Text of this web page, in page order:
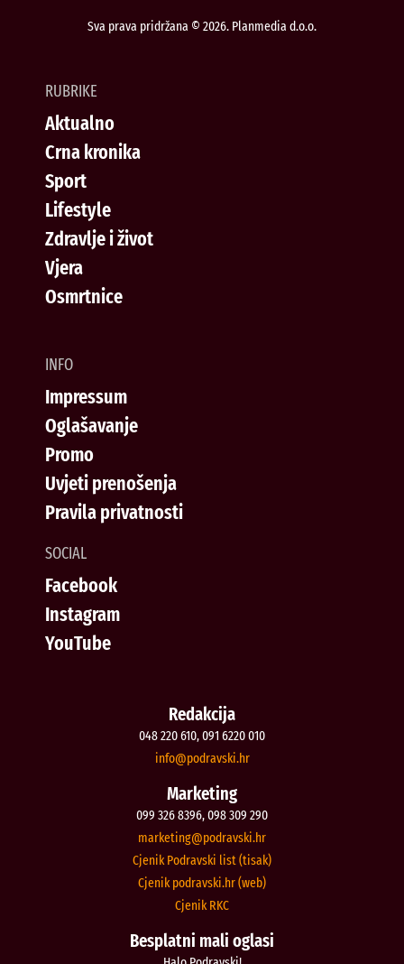
Sva prava pridržana © 2026. Planmedia d.o.o.
RUBRIKE
Aktualno
Crna kronika
Sport
Lifestyle
Zdravlje i život
Vjera
Osmrtnice
INFO
Impressum
Oglašavanje
Promo
Uvjeti prenošenja
Pravila privatnosti
SOCIAL
Facebook
Instagram
YouTube
Redakcija
048 220 610, 091 6220 010
rh.iksvardop
@ofni
Marketing
099 326 8396, 098 309 290
rh.iksvardop
@gnitekram
Cjenik Podravski list (tisak)
Cjenik podravski.hr (web)
Cjenik RKC
Besplatni mali oglasi